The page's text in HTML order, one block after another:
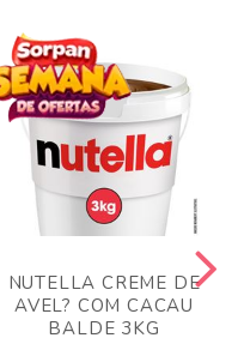
NUTELLA CREME DE
AVEL? COM CACAU
BALDE 3KG